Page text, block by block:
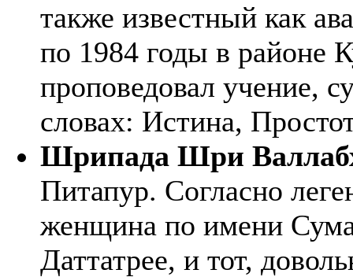
также известный как
по 1984 годы в районе
проповедовал учение,
словах: Истина,
Шрипада Шри
Питапур. Согласно
женщина по имени
Даттатрее, и тот,